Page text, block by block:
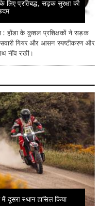
लिए प्रतिबद्ध, सड़क सुरक्षा की
: होंडा के कुशल प्रशिक्षकों ने सड़क
गियर और आसन स्पष्टीकरण और
नींव रखी।
में दूसरा स्थान हासिल किया